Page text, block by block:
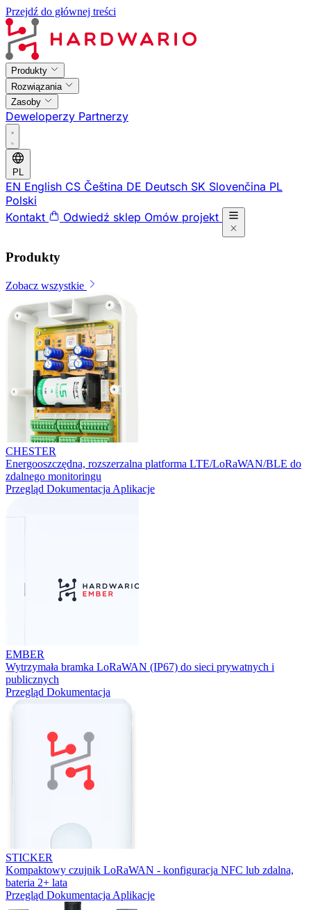
Przejdź do głównej treści
Produkty
Rozwiązania
Zasoby
Deweloperzy Partnerzy
PL
EN English CS Čeština DE Deutsch SK Slovenčina PL
Polski
Kontakt
Odwiedź sklep Omów projekt
Produkty
Zobacz wszystkie
CHESTER
Energooszczędna, rozszerzalna platforma LTE/LoRaWAN/BLE do
zdalnego monitoringu
Przegląd Dokumentacja Aplikacje
EMBER
Wytrzymała bramka LoRaWAN (IP67) do sieci prywatnych i
publicznych
Przegląd Dokumentacja
STICKER
Kompaktowy czujnik LoRaWAN - konfiguracja NFC lub zdalna,
bateria 2+ lata
Przegląd Dokumentacja Aplikacje